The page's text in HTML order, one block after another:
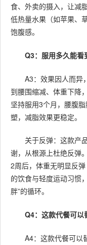
食、外卖的摄入，让减
低热量水果（如苹果、
饱腹感。
Q3：服用多久能看
A3：效果因人而异
到腰围缩减、体重下降
坚持服用3个月，腰腹
塑，减脂效果更稳定。
关于反弹：这款产
谢，从根源上杜绝反弹
2周后，体重无明显反
的饮食与轻度运动习惯
胖”的循环。
Q4：这款代餐可以
A4：这款代餐可以